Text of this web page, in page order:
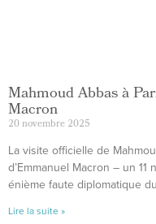
Mahmoud Abbas à
Macron
20 novembre 2025
La visite officielle de
d’Emmanuel Macron – un
énième faute diplomatique du
Lire la suite »